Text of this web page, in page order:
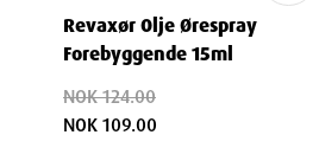
Revaxør Olje Ørespray
Forebyggende 15ml
NOK 124.00
NOK 109.00